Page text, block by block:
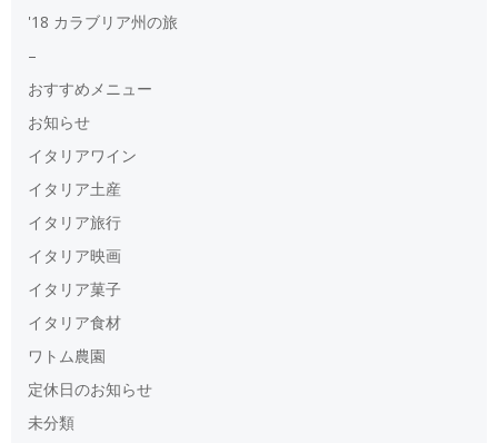
'18 カラブリア州の旅
–
おすすめメニュー
お知らせ
イタリアワイン
イタリア土産
イタリア旅行
イタリア映画
イタリア菓子
イタリア食材
ワトム農園
定休日のお知らせ
未分類